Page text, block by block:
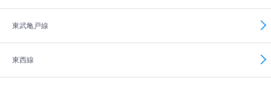
東武亀戸線
東西線